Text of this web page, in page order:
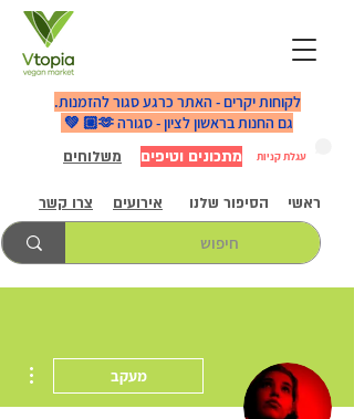
עגלת קניות
אירועים הסיפור שלנו
משלוחים
צרו קשר
מתכונים וטיפים
לקוחות יקרים - האתר כרגע סגור להזמנות.
גם החנות בראשון לציון - סגורה 🫶🏼 💚
ראשי
מעקב